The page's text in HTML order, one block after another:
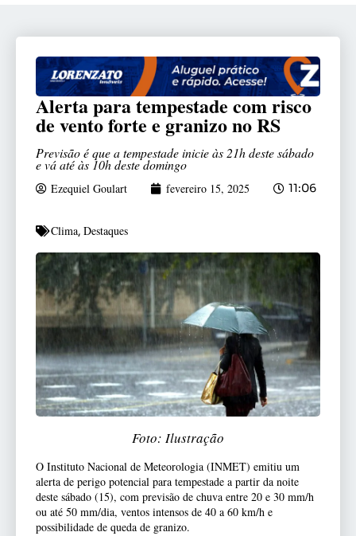
Alerta para tempestade com risco
de vento forte e granizo no RS
Previsão é que a tempestade inicie às 21h deste sábado
e vá até às 10h deste domingo
Ezequiel Goulart fevereiro 15, 2025 11:06
Clima, Destaques
Foto: Ilustração
O Instituto Nacional de Meteorologia (INMET) emitiu um
alerta de perigo potencial para tempestade a partir da noite
deste sábado (15), com previsão de chuva entre 20 e 30 mm/h
ou até 50 mm/dia, ventos intensos de 40 a 60 km/h e
possibilidade de queda de granizo.